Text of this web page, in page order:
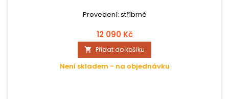
Provedení: stříbrné
12 090 Kč
 Přidat do košíku
Není skladem - na objednávku